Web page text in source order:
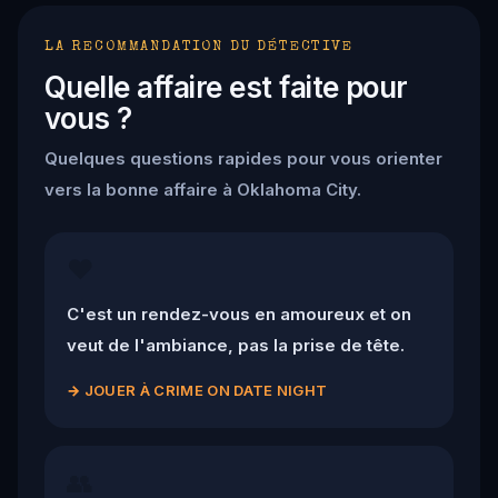
LA RECOMMANDATION DU DÉTECTIVE
Quelle affaire est faite pour
vous ?
Quelques questions rapides pour vous orienter
vers la bonne affaire à Oklahoma City.
C'est un rendez-vous en amoureux et on
veut de l'ambiance, pas la prise de tête.
→ JOUER À CRIME ON DATE NIGHT